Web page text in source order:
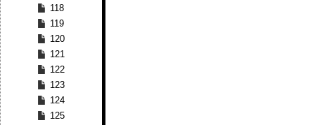
118
119
120
121
122
123
124
125